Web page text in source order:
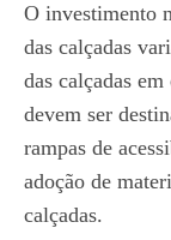
O investimento
das calçadas
das calçadas
devem ser
rampas de
adoção de
calçadas.